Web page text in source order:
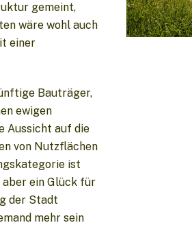
gemeint,
wäre wohl auch
einer
Bauträger,
ewigen
Aussicht auf die
von Nutzflächen
ist
ein Glück für
der Stadt
mehr sein